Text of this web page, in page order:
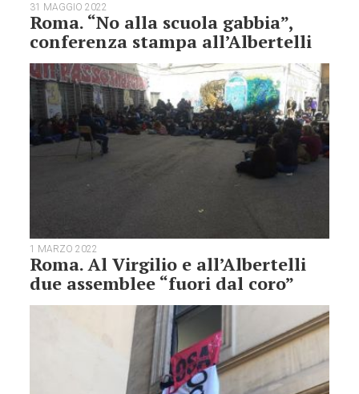
31 MAGGIO 2022
Roma. “No alla scuola gabbia”,
conferenza stampa all’Albertelli
1 MARZO 2022
Roma. Al Virgilio e all’Albertelli
due assemblee “fuori dal coro”